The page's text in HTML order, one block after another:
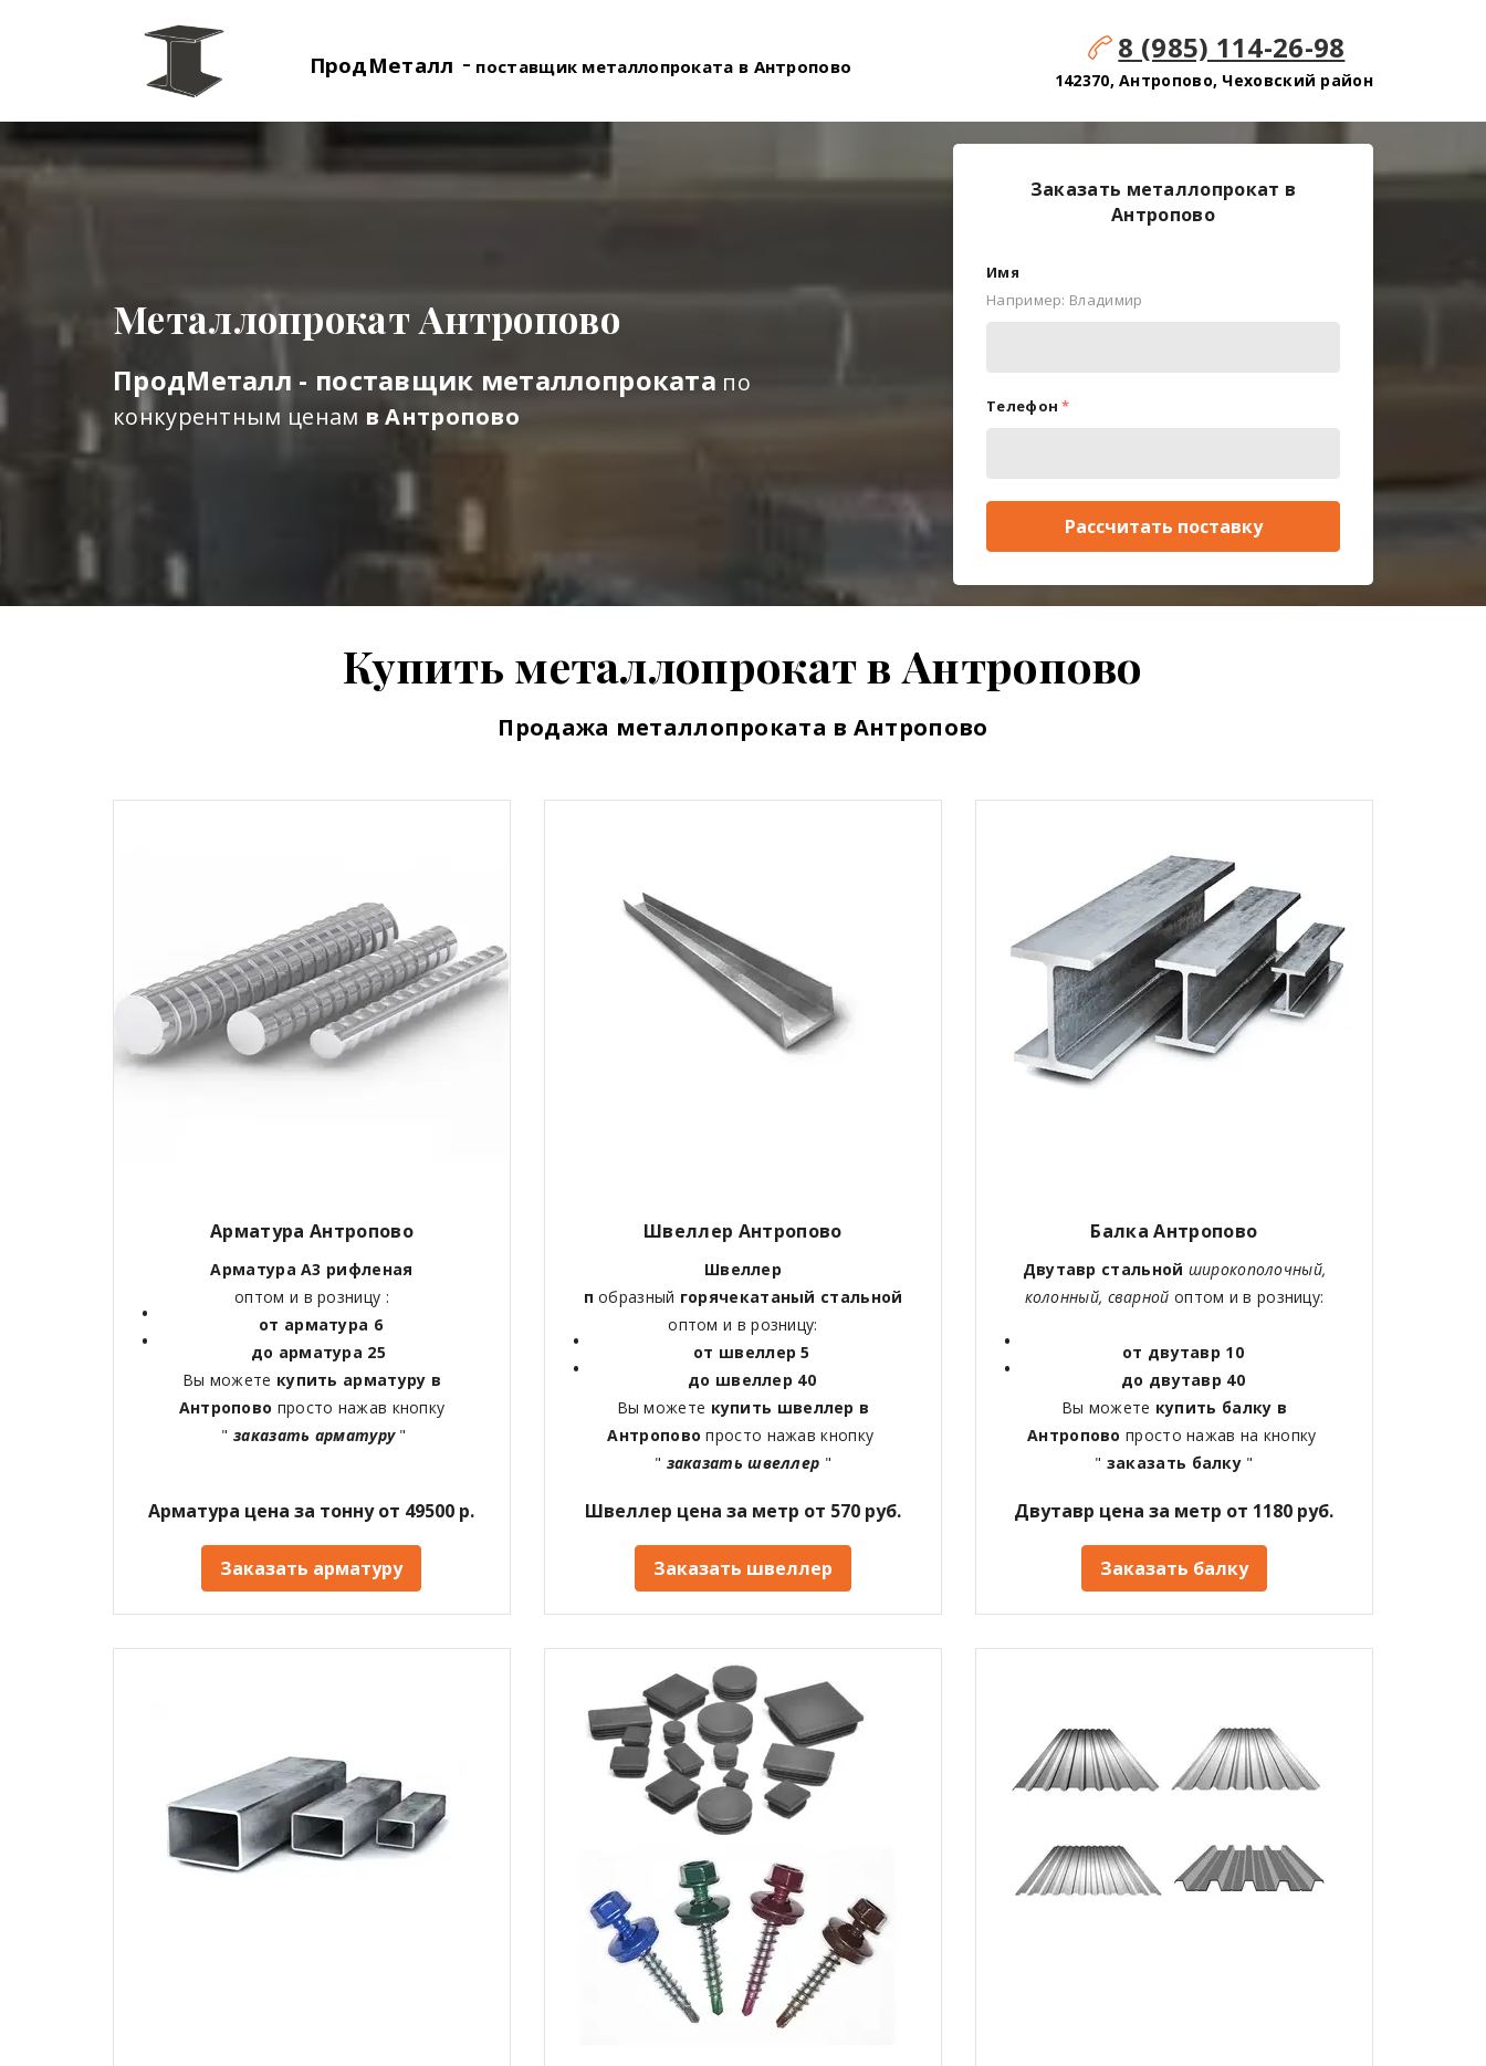
ПродМеталл - поставщик металлопроката в Антропово
8 (985) 114-26-98
142370, Антропово, Чеховский район
Металлопрокат Антропово
ПродМеталл - поставщик металлопроката по
конкурентным ценам в Антропово
Заказать металлопрокат в
Антропово
Имя
Например: Владимир
Телефон *
Рассчитать поставку
Купить металлопрокат в Антропово
Продажа металлопроката в Антропово
Арматура Антропово
Арматура А3 рифленая
оптом и в розницу :
от арматура 6
до арматура 25
Вы можете купить арматуру в
Антропово просто нажав кнопку
"заказать арматуру"
Арматура цена за тонну от 49500 р.
Заказать арматуру
Швеллер Антропово
Швеллер
побразный горячекатаный стальной
оптом и в розницу:
от швеллер 5
до швеллер 40
Вы можете купить швеллер в
Антроповопросто нажав кнопку
" заказать швеллер "
Швеллер цена за метр от 570 руб.
Заказать швеллер
Балка Антропово
Двутавр стальной широкополочный,
колонный, сварной оптом и в розницу:
от двутавр 10
до двутавр 40
Вы можете купить балку в
Антропово просто нажав на кнопку
" заказать балку "
Двутавр цена за метр от 1180 руб.
Заказать балку